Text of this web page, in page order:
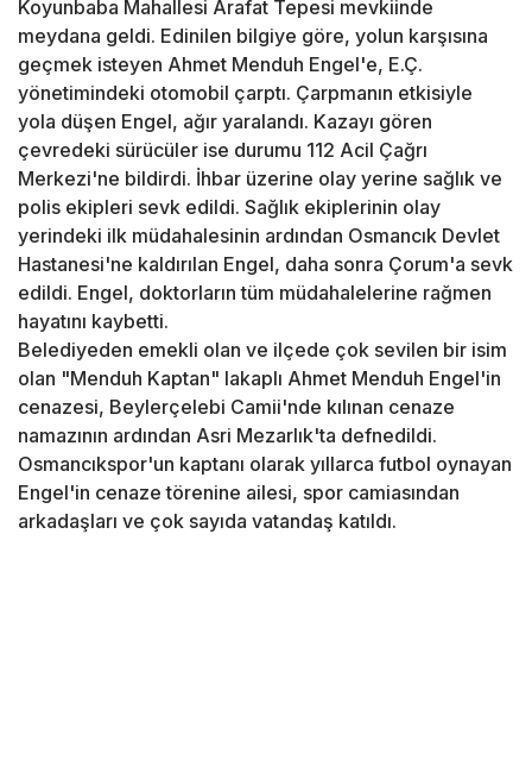
Koyunbaba Mahallesi Arafat Tepesi mevkiinde
meydana geldi. Edinilen bilgiye göre, yolun karşısına
geçmek isteyen Ahmet Menduh Engel'e, E.Ç.
yönetimindeki otomobil çarptı. Çarpmanın etkisiyle
yola düşen Engel, ağır yaralandı. Kazayı gören
çevredeki sürücüler ise durumu 112 Acil Çağrı
Merkezi'ne bildirdi. İhbar üzerine olay yerine sağlık ve
polis ekipleri sevk edildi. Sağlık ekiplerinin olay
yerindeki ilk müdahalesinin ardından Osmancık Devlet
Hastanesi'ne kaldırılan Engel, daha sonra Çorum'a sevk
edildi. Engel, doktorların tüm müdahalelerine rağmen
hayatını kaybetti.
Belediyeden emekli olan ve ilçede çok sevilen bir isim
olan "Menduh Kaptan" lakaplı Ahmet Menduh Engel'in
cenazesi, Beylerçelebi Camii'nde kılınan cenaze
namazının ardından Asri Mezarlık'ta defnedildi.
Osmancıkspor'un kaptanı olarak yıllarca futbol oynayan
Engel'in cenaze törenine ailesi, spor camiasından
arkadaşları ve çok sayıda vatandaş katıldı.